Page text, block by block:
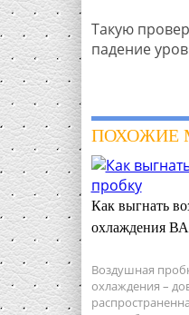
Такую
падение
ПОХОЖИЕ
Как выгнать
охлаждения
Воздушная
охлаждения –